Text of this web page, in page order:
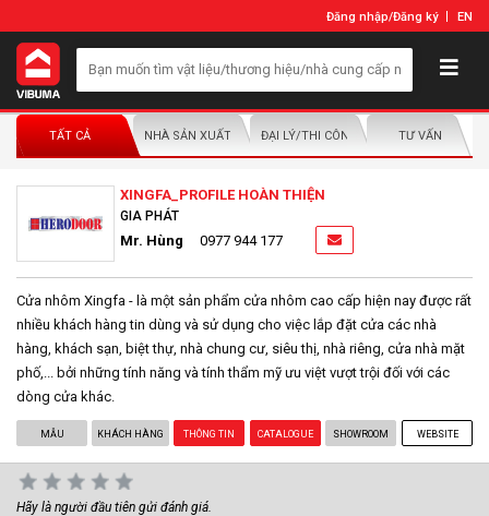
Đăng nhập/Đăng ký EN
TẤT CẢ NHÀ SẢN XUẤT/NHÀ PHÂN PHỐIĐẠI LÝ/THI CÔNG LẮP ĐẶTTƯ VẤN
XINGFA_PROFILE HOÀN THIỆN
GIA PHÁT
Mr. Hùng 0977 944 177
Cửa nhôm Xingfa - là một sản phẩm cửa nhôm cao cấp hiện nay được rất
nhiều khách hàng tin dùng và sử dụng cho việc lắp đặt cửa các nhà
hàng, khách sạn, biệt thự, nhà chung cư, siêu thị, nhà riêng, cửa nhà mặt
phố,... bởi những tính năng và tính thẩm mỹ ưu việt vượt trội đối với các
dòng cửa khác.
MẪU KHÁCH HÀNG THÔNG TIN CATALOGUE SHOWROOM WEBSITE
Hãy là người đầu tiên gửi đánh giá.